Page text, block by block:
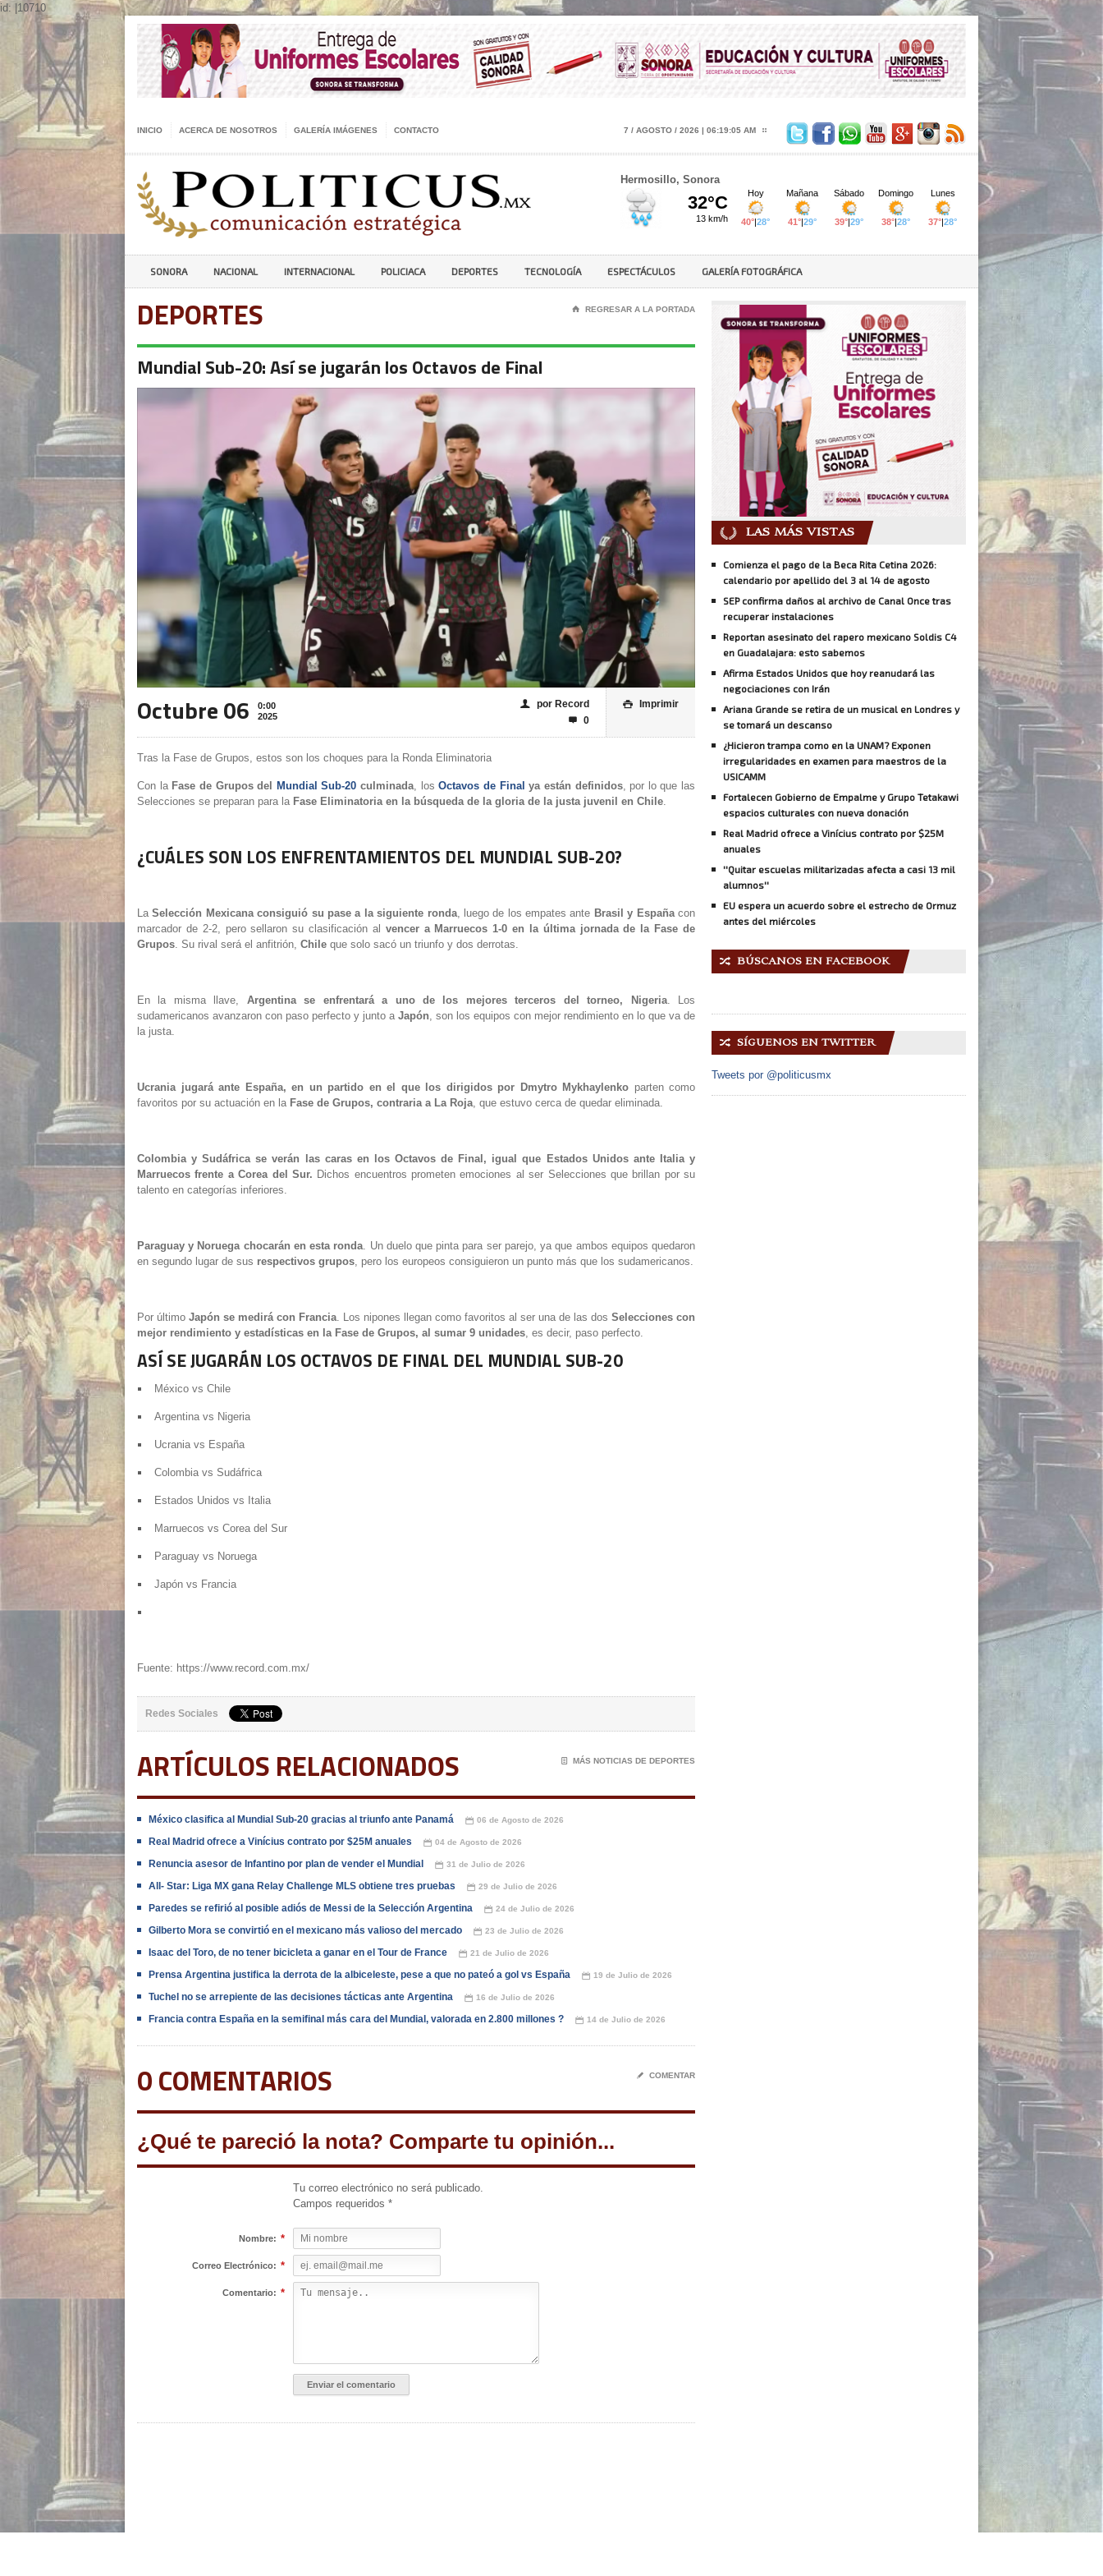
id: |10710
INICIO ACERCA DE NOSOTROS GALERÍA IMÁGENES CONTACTO 7 / AGOSTO / 2026 | 06:19:06 AM
Hermosillo, Sonora
SONORA NACIONAL INTERNACIONAL POLICIACA DEPORTES TECNOLOGÍA ESPECTÁCULOS GALERÍA FOTOGRÁFICA
DEPORTES ⌂ REGRESAR A LA PORTADA
Mundial Sub-20: Así se jugarán los Octavos de Final
Octubre 06
0:00
2025
 Imprimir
👤 por Record
 0
Tras la Fase de Grupos, estos son los choques para la Ronda Eliminatoria
Con la Fase de Grupos del Mundial Sub-20 culminada, los Octavos de Final ya están definidos, por lo que las
Selecciones se preparan para la Fase Eliminatoria en la búsqueda de la gloria de la justa juvenil en Chile.
¿CUÁLES SON LOS ENFRENTAMIENTOS DEL MUNDIAL SUB-20?
La Selección Mexicana consiguió su pase a la siguiente ronda, luego de los empates ante Brasil y España con
marcador de 2-2, pero sellaron su clasificación al vencer a Marruecos 1-0 en la última jornada de la Fase de
Grupos. Su rival será el anfitrión, Chile que solo sacó un triunfo y dos derrotas.
En la misma llave, Argentina se enfrentará a uno de los mejores terceros del torneo, Nigeria. Los
sudamericanos avanzaron con paso perfecto y junto a Japón, son los equipos con mejor rendimiento en lo que va de
la justa.
Ucrania jugará ante España, en un partido en el que los dirigidos por Dmytro Mykhaylenko parten como
favoritos por su actuación en la Fase de Grupos, contraria a La Roja, que estuvo cerca de quedar eliminada.
Colombia y Sudáfrica se verán las caras en los Octavos de Final, igual que Estados Unidos ante Italia y
Marruecos frente a Corea del Sur. Dichos encuentros prometen emociones al ser Selecciones que brillan por su
talento en categorías inferiores.
Paraguay y Noruega chocarán en esta ronda. Un duelo que pinta para ser parejo, ya que ambos equipos quedaron
en segundo lugar de sus respectivos grupos, pero los europeos consiguieron un punto más que los sudamericanos.
Por último Japón se medirá con Francia. Los nipones llegan como favoritos al ser una de las dos Selecciones con
mejor rendimiento y estadísticas en la Fase de Grupos, al sumar 9 unidades, es decir, paso perfecto.
ASÍ SE JUGARÁN LOS OCTAVOS DE FINAL DEL MUNDIAL SUB-20
México vs Chile
Argentina vs Nigeria
Ucrania vs España
Colombia vs Sudáfrica
Estados Unidos vs Italia
Marruecos vs Corea del Sur
Paraguay vs Noruega
Japón vs Francia
Fuente: https://www.record.com.mx/
Redes Sociales
ARTÍCULOS RELACIONADOS 📄 MÁS NOTICIAS DE DEPORTES
México clasifica al Mundial Sub-20 gracias al triunfo ante Panamá 📅 06 de Agosto de 2026
Real Madrid ofrece a Vinícius contrato por $25M anuales 📅 04 de Agosto de 2026
Renuncia asesor de Infantino por plan de vender el Mundial 📅 31 de Julio de 2026
All- Star: Liga MX gana Relay Challenge MLS obtiene tres pruebas 📅 29 de Julio de 2026
Paredes se refirió al posible adiós de Messi de la Selección Argentina 📅 24 de Julio de 2026
Gilberto Mora se convirtió en el mexicano más valioso del mercado 📅 23 de Julio de 2026
Isaac del Toro, de no tener bicicleta a ganar en el Tour de France 📅 21 de Julio de 2026
Prensa Argentina justifica la derrota de la albiceleste, pese a que no pateó a gol vs España 📅 19 de Julio de 2026
Tuchel no se arrepiente de las decisiones tácticas ante Argentina 📅 16 de Julio de 2026
Francia contra España en la semifinal más cara del Mundial, valorada en 2.800 millones ? 📅 14 de Julio de 2026
0 COMENTARIOS ✎ COMENTAR
¿Qué te pareció la nota? Comparte tu opinión...
Tu correo electrónico no será publicado.
Campos requeridos *
Nombre: *
Correo Electrónico: *
Comentario: *
LAS MÁS VISTAS
Comienza el pago de la Beca Rita Cetina 2026:
calendario por apellido del 3 al 14 de agosto
SEP confirma daños al archivo de Canal Once tras
recuperar instalaciones
Reportan asesinato del rapero mexicano Soldis C4
en Guadalajara: esto sabemos
Afirma Estados Unidos que hoy reanudará las
negociaciones con Irán
Ariana Grande se retira de un musical en Londres y
se tomará un descanso
¿Hicieron trampa como en la UNAM? Exponen
irregularidades en examen para maestros de la
USICAMM
Fortalecen Gobierno de Empalme y Grupo Tetakawi
espacios culturales con nueva donación
Real Madrid ofrece a Vinícius contrato por $25M
anuales
''Quitar escuelas militarizadas afecta a casi 13 mil
alumnos''
EU espera un acuerdo sobre el estrecho de Ormuz
antes del miércoles
🔀 BÚSCANOS EN FACEBOOK
🔀 SÍGUENOS EN TWITTER
Tweets por @politicusmx